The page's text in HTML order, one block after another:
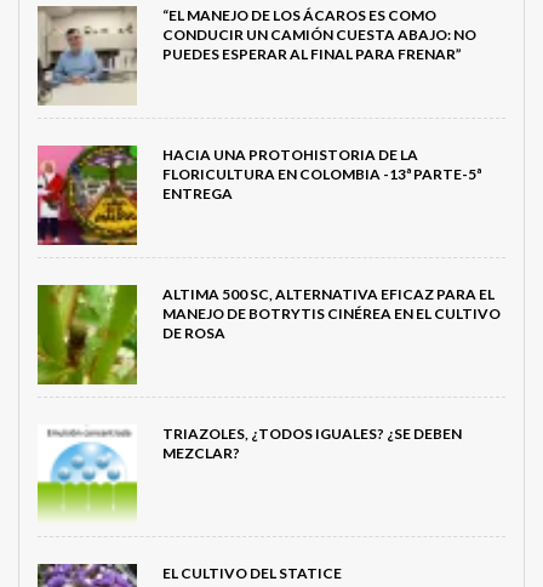
“EL MANEJO DE LOS ÁCAROS ES COMO
CONDUCIR UN CAMIÓN CUESTA ABAJO: NO
PUEDES ESPERAR AL FINAL PARA FRENAR”
HACIA UNA PROTOHISTORIA DE LA
FLORICULTURA EN COLOMBIA -13ª PARTE-5ª
ENTREGA
ALTIMA 500 SC, ALTERNATIVA EFICAZ PARA EL
MANEJO DE BOTRYTIS CINÉREA EN EL CULTIVO
DE ROSA
TRIAZOLES, ¿TODOS IGUALES? ¿SE DEBEN
MEZCLAR?
EL CULTIVO DEL STATICE